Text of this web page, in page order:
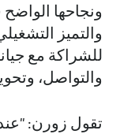
ونجاحها
والتميز
للشراكة مع
والتواصل،
تقول زورن: